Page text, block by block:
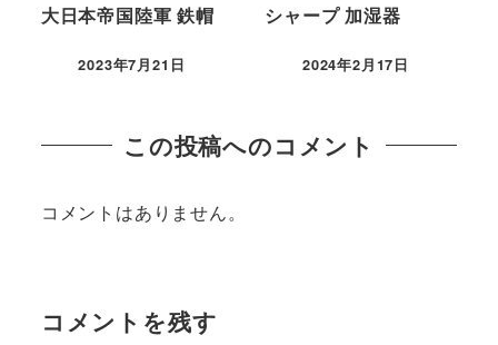
大日本帝国陸軍 鉄帽
2023年7月21日
シャープ 加湿器
2024年2月17日
この投稿へのコメント
コメントはありません。
コメントを残す